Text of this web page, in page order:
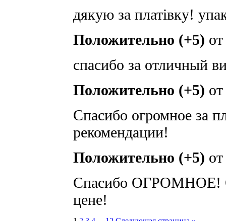
дякую за платівку!
Положительно (+5)
спасибо за отличный
Положительно (+5)
Спасибо огромное за
рекомендации!
Положительно (+5)
Спасибо ОГРОМНОЕ!
цене!